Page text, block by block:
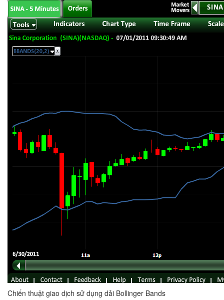
Chiến thuật giao dịch sử dụng dải Bollinger Bands